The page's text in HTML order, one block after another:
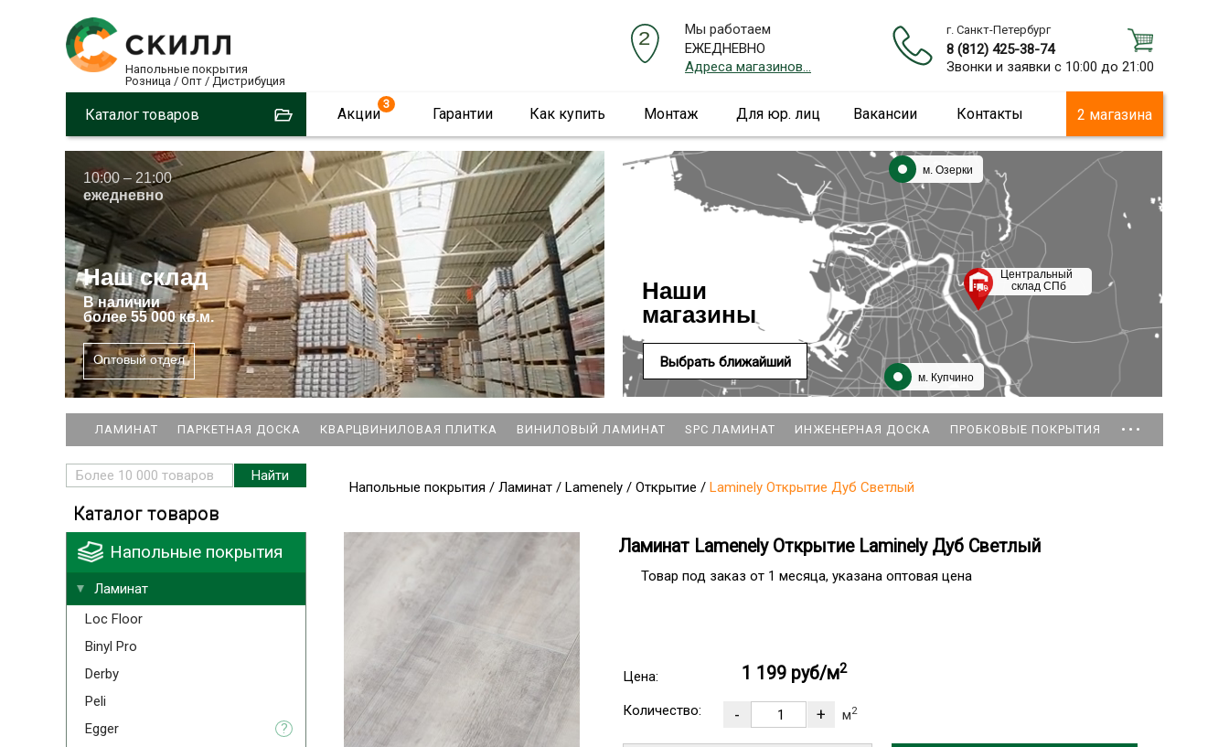
Напольные покрытия
Розница / Опт / Дистрибуция
г. Санкт-Петербург
8 (812) 425-38-74
Звонки и заявки с 10:00 до 21:00
Мы работаем
ЕЖЕДНЕВНО
Адреса магазинов...
Каталог товаров Акции
3
Гарантии Как купить Монтаж Для юр. лиц Вакансии Контакты 2 магазина
10:00 – 21:00
ежедневно
Наш склад
Вналичии
более 55 000 кв.м.
Оптовый отдел
Наши
магазины
м. Озерки
м. Купчино
Центральный
склад СПб
Выбрать ближайший
ЛАМИНАТ ПАРКЕТНАЯ ДОСКА КВАРЦВИНИЛОВАЯ ПЛИТКА ВИНИЛОВЫЙ ЛАМИНАТ SPC ЛАМИНАТ ИНЖЕНЕРНАЯ ДОСКА ПРОБКОВЫЕ ПОКРЫТИЯ ...
Напольные покрытия / Ламинат / Lamenely / Открытие / Laminely Открытие Дуб Светлый
Ламинат Lamenely Открытие Laminely Дуб Светлый
Товар под заказ от 1 месяца, указана оптовая цена
Цена: 1 199 руб/м2
Количество: м2
Каталог товаров
Напольные покрытия
Ламинат
Loc Floor
Binyl Pro
Derby
Peli
Egger
?